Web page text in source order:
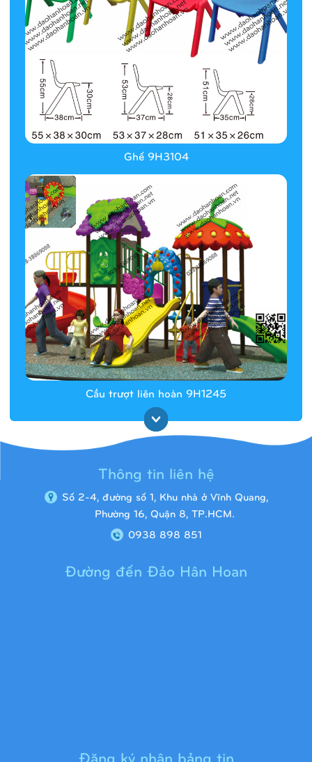
Ghế 9H3104
Cầu trượt liên hoàn 9H1245
Thông tin liên hệ
Số 2-4, đường số 1, Khu nhà ở Vĩnh Quang,
Phường 16, Quận 8, TP.HCM.
0938 898 851
Đường đến Đảo Hân Hoan
Đăng ký nhận bảng tin